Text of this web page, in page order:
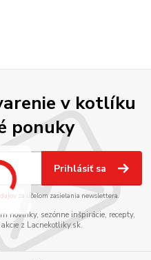
v kotlíku
ponuky
Prihlásiť sa
za účelom zasielania newslettera.
novinky, sezónne inšpirácie, recepty,
z Lacnekotliky.sk.